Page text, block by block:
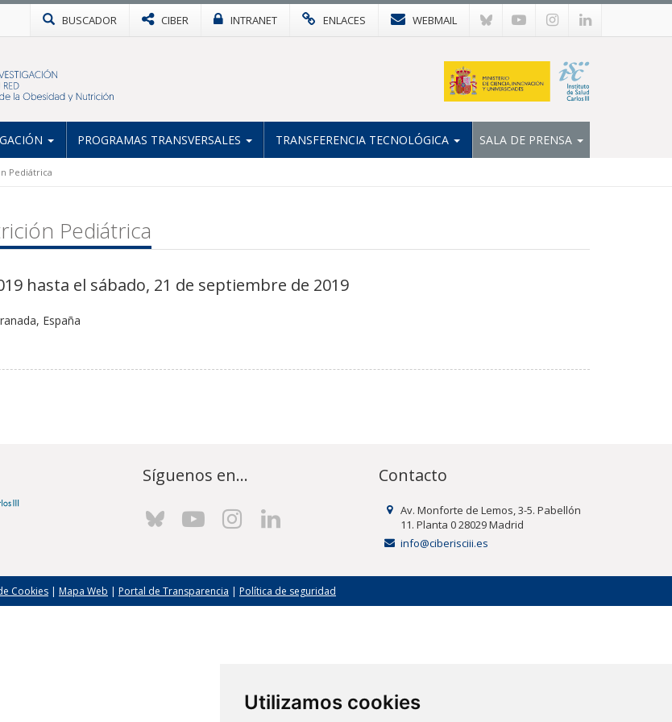
Utilizamos cookies
BUSCADOR CIBER INTRANET ENLACES WEBMAIL
PROGRAMAS TRANSVERSALES TRANSFERENCIA TECNOLÓGICA SALA DE PRENSA
Pediátrica
Pediátrica
hasta el sábado, 21 de septiembre de 2019
España
Síguenos en... Contacto
Av. Monforte de Lemos, 3-5. Pabellón
11. Planta 0 28029 Madrid
info@ciberisciii.es
Cookies | Mapa Web | Portal de Transparencia | Política de seguridad